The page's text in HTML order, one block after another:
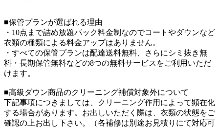
■保管プランが選ばれる理由
・10点まで詰め放題パック料金制なのでコートやダウンなど
衣類の種類による料金アップはありません。
・すべての保管プランは配達送料無料、さらにシミ抜き無
料・長期保管無料などの8つの無料サービスをご利用いただ
けます。
■高級ダウン商品のクリーニング補償対象外について
下記事項につきましては、クリーニング作用によって顕在化
する場合があります。お出しいただく際は、衣類の状態をご
確認の上お出し下さい。（各補修は別途お見積りにて対応可